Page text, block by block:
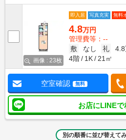
画像 : 23枚
即入居 写真充実 無料
4.8万円
管理費等：--
敷
なし 礼
4階
1K 21㎡
空室確認 無料
お店にLINEで
別の順番に並び替えて